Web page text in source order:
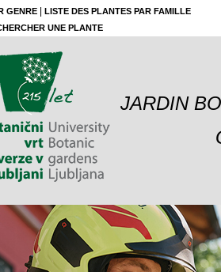
GENRE|
LISTE DES PLANTES PAR FAMILLE
UNE PLANTE
JARDIN